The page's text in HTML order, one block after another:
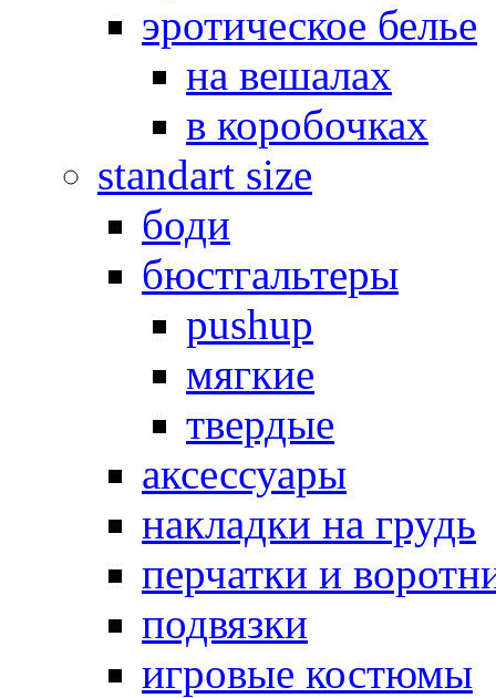
эротическое белье
на вешалах
в коробочках
standart size
боди
бюстгальтеры
pushup
мягкие
твердые
аксессуары
накладки на грудь
перчатки и
подвязки
игровые костюмы